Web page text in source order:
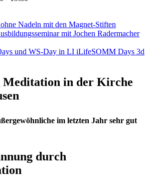
Nadeln mit den Magnet-Stiften
mit Jochen Radermacher
und WS-Day in LI iLifeSOMM Days 3d
Meditation in der Kirche
im letzten Jahr sehr gut
durch